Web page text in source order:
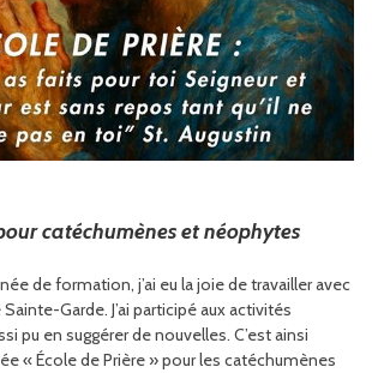
catéchumènes et néophytes
de formation, j’ai eu la joie de travailler avec
Garde. J’ai participé aux activités
pu en suggérer de nouvelles. C’est ainsi
« École de Prière » pour les catéchumènes